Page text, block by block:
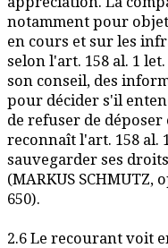
notamment pour
en cours et sur les
selon l'art. 158 al. 1 let.
son conseil, des
pour décider s'il
de refuser de
reconnaît l'art. 158 al.
sauvegarder ses
(MARKUS SCHMUTZ,
650).
2.6 Le recourant voit